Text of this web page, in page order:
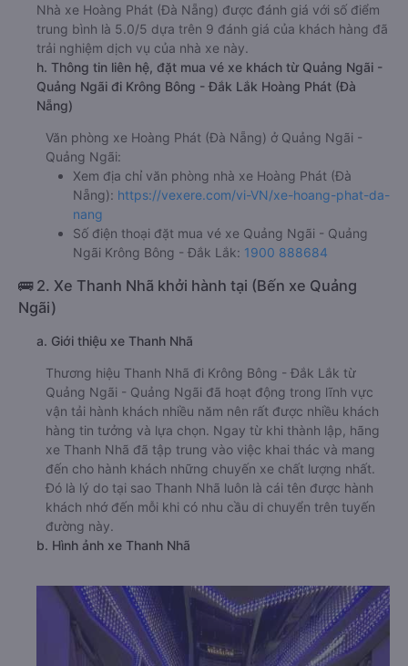
Nhà xe Hoàng Phát (Đà Nẵng) được đánh giá với số điểm
trung bình là 5.0/5 dựa trên 9 đánh giá của khách hàng đã
trải nghiệm dịch vụ của nhà xe này.
h. Thông tin liên hệ, đặt mua vé xe khách từ Quảng Ngãi -
Quảng Ngãi đi Krông Bông - Đắk Lắk Hoàng Phát (Đà
Nẵng)
Văn phòng xe Hoàng Phát (Đà Nẵng) ở Quảng Ngãi -
Quảng Ngãi:
Xem địa chỉ văn phòng nhà xe Hoàng Phát (Đà
Nẵng): https://vexere.com/vi-VN/xe-hoang-phat-da-
nang
Số điện thoại đặt mua vé xe Quảng Ngãi - Quảng
Ngãi Krông Bông - Đắk Lắk: 1900 888684
🚌 2. Xe Thanh Nhã khởi hành tại (Bến xe Quảng
Ngãi)
a. Giới thiệu xe Thanh Nhã
Thương hiệu Thanh Nhã đi Krông Bông - Đắk Lắk từ
Quảng Ngãi - Quảng Ngãi đã hoạt động trong lĩnh vực
vận tải hành khách nhiều năm nên rất được nhiều khách
hàng tin tưởng và lựa chọn. Ngay từ khi thành lập, hãng
xe Thanh Nhã đã tập trung vào việc khai thác và mang
đến cho hành khách những chuyến xe chất lượng nhất.
Đó là lý do tại sao Thanh Nhã luôn là cái tên được hành
khách nhớ đến mỗi khi có nhu cầu di chuyển trên tuyến
đường này.
b. Hình ảnh xe Thanh Nhã